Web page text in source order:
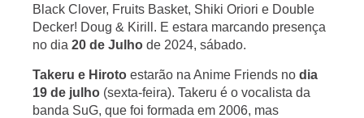
Black Clover, Fruits Basket, Shiki Oriori e Double
Decker! Doug & Kirill. E estara marcando presença
no dia 20 de Julho de 2024, sábado.
Takeru e Hiroto estarão na Anime Friends no dia
19 de julho (sexta-feira). Takeru é o vocalista da
banda SuG, que foi formada em 2006, mas